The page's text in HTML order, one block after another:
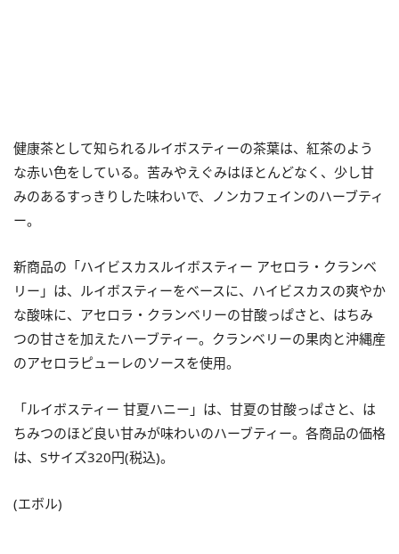
健康茶として知られるルイボスティーの茶葉は、紅茶のよう
な赤い色をしている。苦みやえぐみはほとんどなく、少し甘
みのあるすっきりした味わいで、ノンカフェインのハーブティ
ー。
新商品の「ハイビスカスルイボスティー アセロラ・クランベ
リー」は、ルイボスティーをベースに、ハイビスカスの爽やか
な酸味に、アセロラ・クランベリーの甘酸っぱさと、はちみ
つの甘さを加えたハーブティー。クランベリーの果肉と沖縄産
のアセロラピューレのソースを使用。
「ルイボスティー 甘夏ハニー」は、甘夏の甘酸っぱさと、は
ちみつのほど良い甘みが味わいのハーブティー。各商品の価格
は、Sサイズ320円(税込)。
(エボル)